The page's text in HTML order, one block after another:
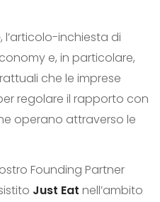
, l’articolo-inchiesta di
e, in particolare,
che le imprese
regolare il rapporto con
operano attraverso le
Founding Partner
Just Eat nell’ambito